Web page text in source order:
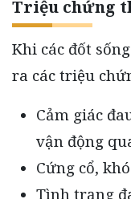
Triệu chứng
Khi các đốt
ra các triệu
Cảm giác
vận động
Cứng cổ,
Tình trạng